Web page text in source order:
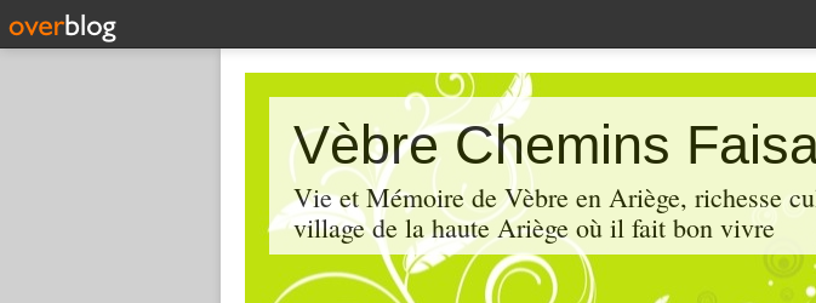
Vèbre Chemins
Vie et Mémoire de Vèbre en Ariège, richesse
village de la haute Ariège où il fait bon vivre